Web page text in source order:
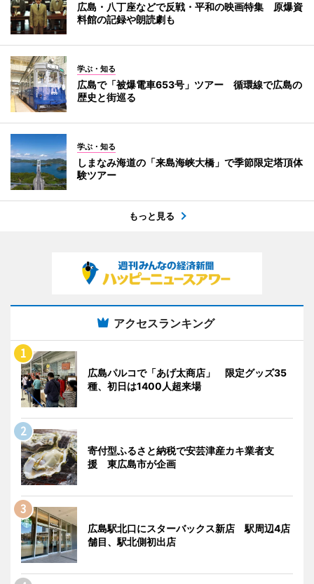
広島・八丁座などで反戦・平和の映画特集 原爆資
料館の記録や朗読劇も
学ぶ・知る
広島で「被爆電車653号」ツアー 循環線で広島の
歴史と街巡る
学ぶ・知る
しまなみ海道の「来島海峡大橋」で季節限定塔頂体
験ツアー
もっと見る
アクセスランキング
広島パルコで「あげ太商店」 限定グッズ35
種、初日は1400人超来場
寄付型ふるさと納税で安芸津産カキ業者支
援 東広島市が企画
広島駅北口にスターバックス新店 駅周辺4店
舗目、駅北側初出店